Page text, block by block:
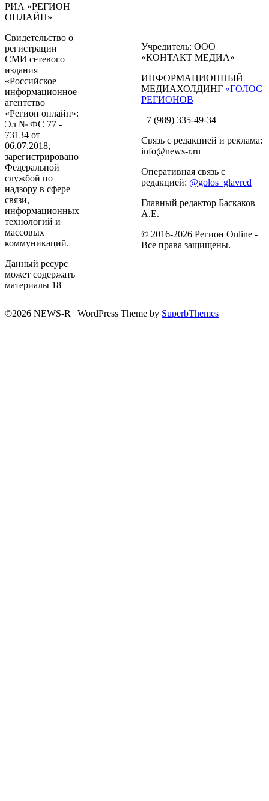
РИА «РЕГИОН
ОНЛАЙН»
Свидетельство о
регистрации
СМИ сетевого
издания
«Российское
информационное
агентство
«Регион онлайн»:
Эл № ФС 77 -
73134 от
06.07.2018,
зарегистрировано
Федеральной
службой по
надзору в сфере
связи,
информационных
технологий и
массовых
коммуникаций.
Данный ресурс
может содержать
материалы 18+
Учредитель: ООО
«КОНТАКТ МЕДИА»
ИНФОРМАЦИОННЫЙ
МЕДИАХОЛДИНГ «ГОЛОС
РЕГИОНОВ
+7 (989) 335-49-34
Связь с редакцией и реклама:
info@news-r.ru
Оперативная связь с
редакцией: @golos_glavred
Главный редактор Баскаков
А.Е.
© 2016-2026 Регион Online -
Все права защищены.
©2026 NEWS-R | WordPress Theme by SuperbThemes